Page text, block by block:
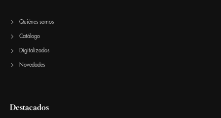
Quiénes somos
Catálogo
Digitalizados
Novedades
Destacados